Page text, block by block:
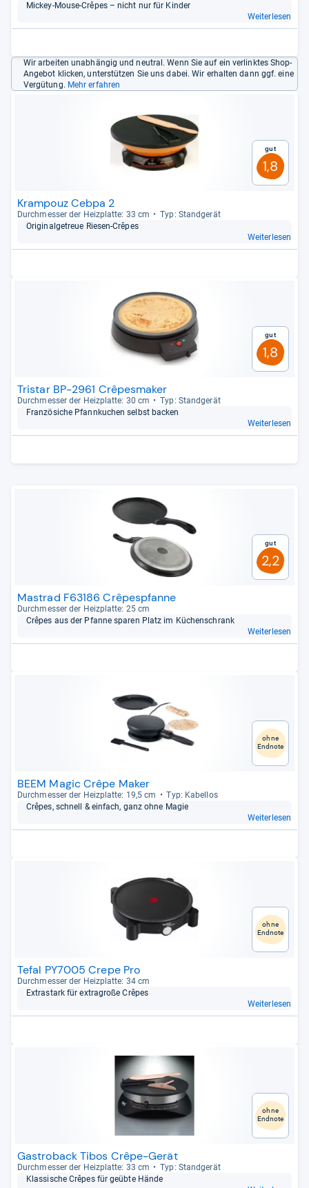
Mickey-​Mouse-​Crê­pes – nicht nur für Kin­der
Weiterlesen
Wir arbeiten unabhängig und neutral. Wenn Sie auf ein verlinktes Shop-
Angebot klicken, unterstützen Sie uns dabei. Wir erhalten dann ggf. eine
Vergütung. Mehr erfahren
Gut
1,8
Krampouz Cebpa 2
Durch­mes­ser der Heiz­platte: 33 cm
Typ: Stand­ge­rät
Ori­gi­nal­ge­treue Rie­sen-​Crê­pes
Weiterlesen
Gut
1,8
Tristar BP-2961 Crêpesmaker
Durch­mes­ser der Heiz­platte: 30 cm
Typ: Stand­ge­rät
Fran­zö­si­che Pfann­ku­chen selbst backen
Weiterlesen
Gut
2,2
Mastrad F63186 Crêpespfanne
Durch­mes­ser der Heiz­platte: 25 cm
Crê­pes aus der Pfanne spa­ren Platz im Küchen­schrank
Weiterlesen
ohne
Endnote
BEEM Magic Crêpe Maker
Durch­mes­ser der Heiz­platte: 19,5 cm
Typ: Kabel­los
Crê­pes, schnell & ein­fach, ganz ohne Magie
Weiterlesen
ohne
Endnote
Tefal PY7005 Crepe Pro
Durch­mes­ser der Heiz­platte: 34 cm
Extrastark für extragroße Crê­pes
Weiterlesen
ohne
Endnote
Gastroback Tibos Crêpe-Gerät
Durch­mes­ser der Heiz­platte: 33 cm
Typ: Stand­ge­rät
Klas­si­sche Crê­pes für geübte Hände